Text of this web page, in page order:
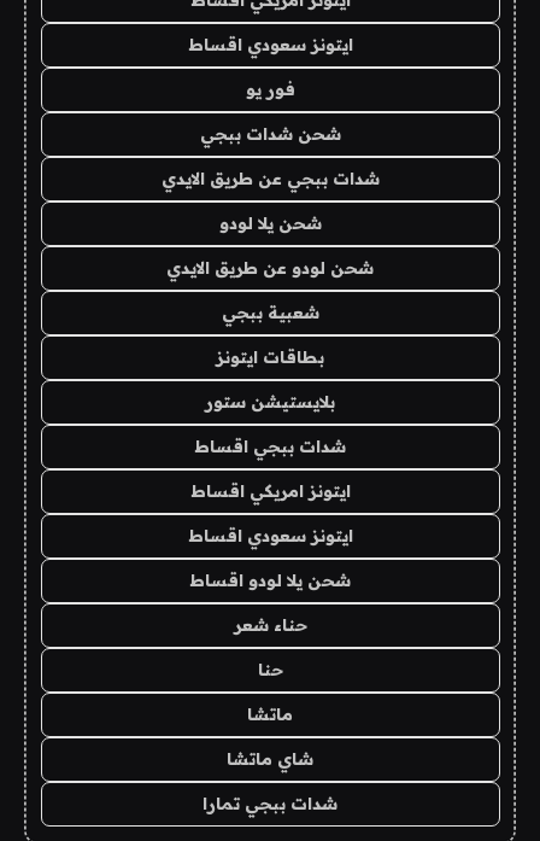
ايتونز سعودي اقساط
فور يو
شحن شدات ببجي
شدات ببجي عن طريق الايدي
شحن يلا لودو
شحن لودو عن طريق الايدي
شعبية ببجي
بطاقات ايتونز
بلايستيشن ستور
شدات ببجي اقساط
ايتونز امريكي اقساط
ايتونز سعودي اقساط
شحن يلا لودو اقساط
حناء شعر
حنا
ماتشا
شاي ماتشا
شدات ببجي تمارا